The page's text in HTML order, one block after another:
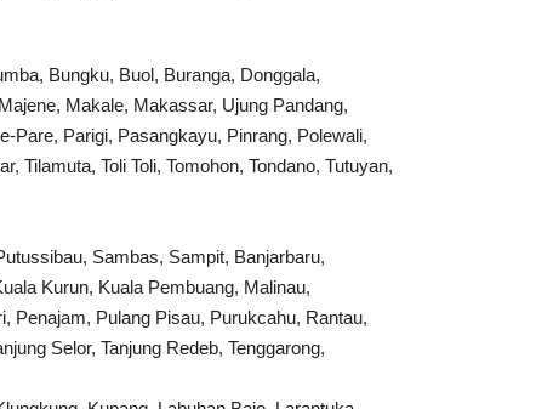
Bungku, Buol, Buranga, Donggala,
Makale, Makassar, Ujung Pandang,
Pare, Parigi, Pasangkayu, Pinrang, Polewali,
Tilamuta, Toli Toli, Tomohon, Tondano, Tutuyan,
Sambas, Sampit, Banjarbaru,
Kurun, Kuala Pembuang, Malinau,
Penajam, Pulang Pisau, Purukcahu, Rantau,
Selor, Tanjung Redeb, Tenggarong,